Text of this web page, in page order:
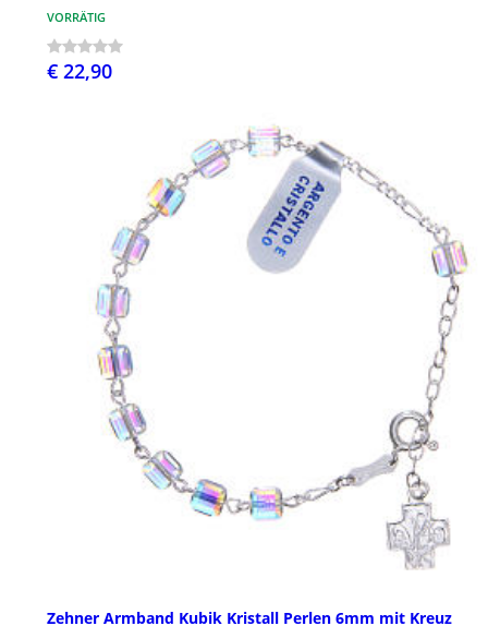
VORRÄTIG
€ 22,90
Zehner Armband Kubik Kristall Perlen 6mm mit Kreuz